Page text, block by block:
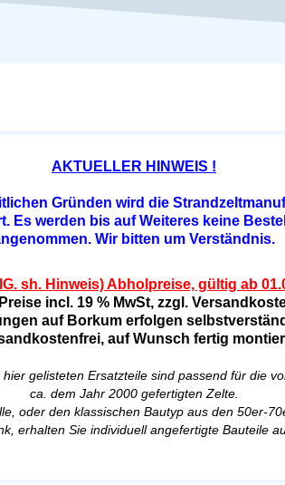
AKTUELLER HINWEIS !
Gründen wird die
Es werden bis auf Weiteres keine
Wir bitten um Verständnis.
sh. Hinweis) Abholpreise, gültig ab
incl. 19 % MwSt, zzgl.
auf Borkum erfolgen
auf Wunsch fertig
hier gelisteten Ersatzteile sind passend für die
ca. dem Jahr 2000 gefertigten Zelte.
oder den klassischen Bautyp aus den 50er-
erhalten Sie individuell angefertigte Bauteile